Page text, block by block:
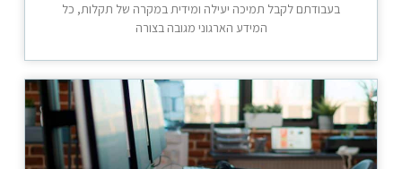
בעבודתם לקבל תמיכה יעילה ומידית במקרה של תקלות, כל
המידע הארגוני מגובה בצורה